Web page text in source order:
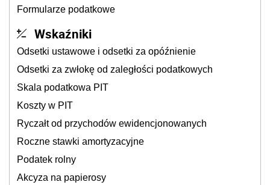
Formularze podatkowe
Wskaźniki
Odsetki ustawowe i odsetki za opóźnienie
Odsetki za zwłokę od zaległości podatkowych
Skala podatkowa PIT
Koszty w PIT
Ryczałt od przychodów ewidencjonowanych
Roczne stawki amortyzacyjne
Podatek rolny
Akcyza na papierosy